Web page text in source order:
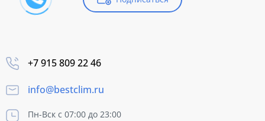
+7 915 809 22 46
info@bestclim.ru
Пн-Вск с 07:00 до 23:00